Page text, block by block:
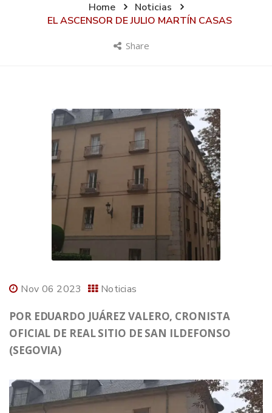
Home
Noticias
EL ASCENSOR DE JULIO MARTÍN CASAS
Share
Nov 06 2023 Noticias
POR EDUARDO JUÁREZ VALERO, CRONISTA
OFICIAL DE REAL SITIO DE SAN ILDEFONSO
(SEGOVIA)